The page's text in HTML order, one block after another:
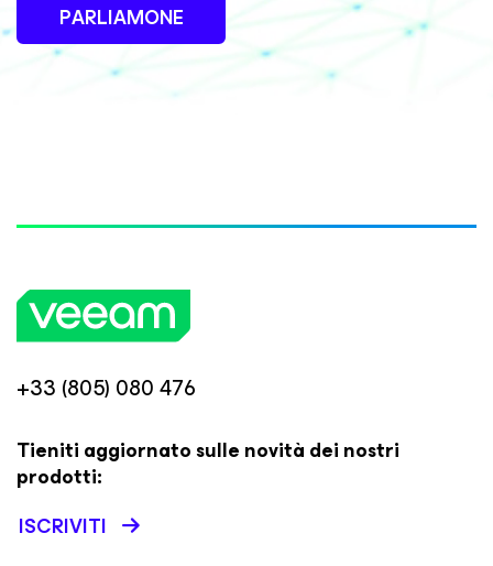
PARLIAMONE
+33 (805) 080 476
Tieniti aggiornato sulle novità dei nostri
prodotti:
ISCRIVITI